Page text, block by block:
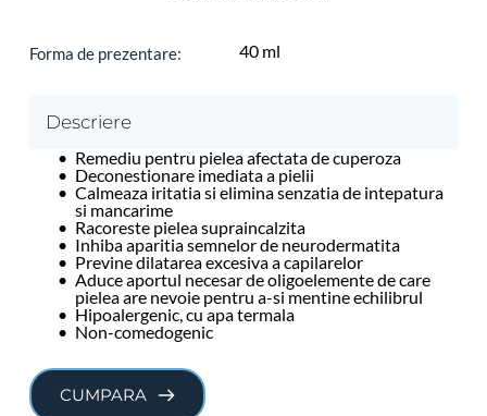
Forma de prezentare: 40 ml
Descriere
Remediu pentru pielea afectata de cuperoza
Deconestionare imediata a pielii
Calmeaza iritatia si elimina senzatia de intepatura
si mancarime
Racoreste pielea supraincalzita
Inhiba aparitia semnelor de neurodermatita
Previne dilatarea excesiva a capilarelor
Aduce aportul necesar de oligoelemente de care
pielea are nevoie pentru a-si mentine echilibrul
Hipoalergenic, cu apa termala
Non-comedogenic
CUMPARA